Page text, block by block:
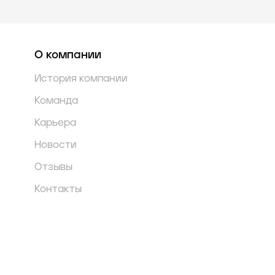
О компании
История компании
Команда
Карьера
Новости
Отзывы
Контакты